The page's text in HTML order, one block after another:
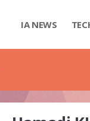
IA NEWS